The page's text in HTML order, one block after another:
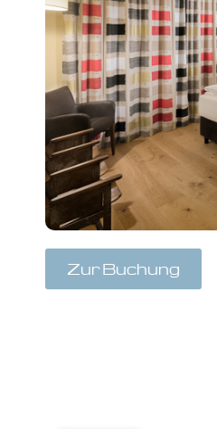
Zur Buchung